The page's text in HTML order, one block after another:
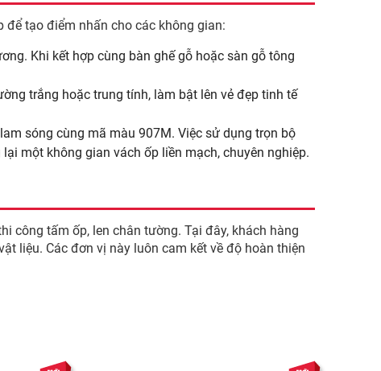
tạo điểm nhấn cho các không gian:
Khi kết hợp cùng bàn ghế gỗ hoặc sàn gỗ tông
trắng hoặc trung tính, làm bật lên vẻ đẹp tinh tế
sóng cùng mã màu 907M. Việc sử dụng trọn bộ
một không gian vách ốp liền mạch, chuyên nghiệp.
công tấm ốp, len chân tường. Tại đây, khách hàng
liệu. Các đơn vị này luôn cam kết về độ hoàn thiện